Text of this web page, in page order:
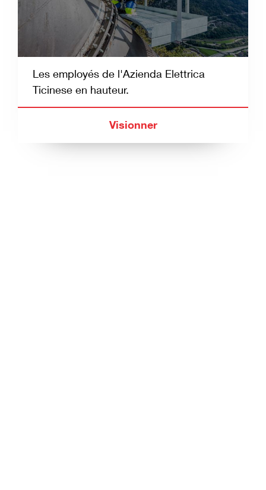
Les employés de l'Azienda Elettrica
Ticinese en hauteur.
Visionner